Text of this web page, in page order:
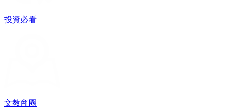
投資必看
文教商圈